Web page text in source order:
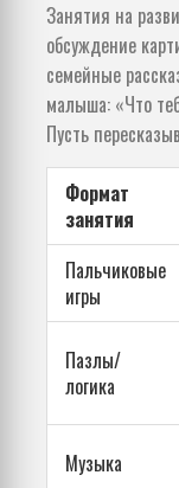
Занятия на
обсуждение
семейные
малыша: «Что
Пусть
Формат
занятия
Пальчиковые
игры
Пазлы/
логика
Музыка